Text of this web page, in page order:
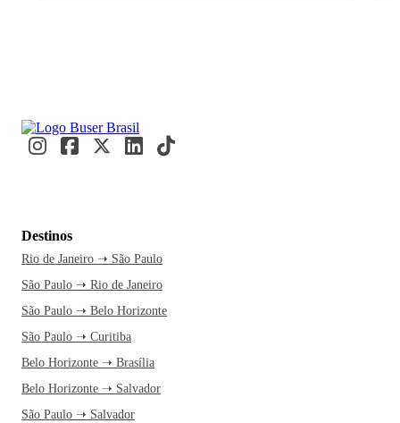
Destinos
Rio de Janeiro ➝ São Paulo
São Paulo ➝ Rio de Janeiro
São Paulo ➝ Belo Horizonte
São Paulo ➝ Curitiba
Belo Horizonte ➝ Brasília
Belo Horizonte ➝ Salvador
São Paulo ➝ Salvador